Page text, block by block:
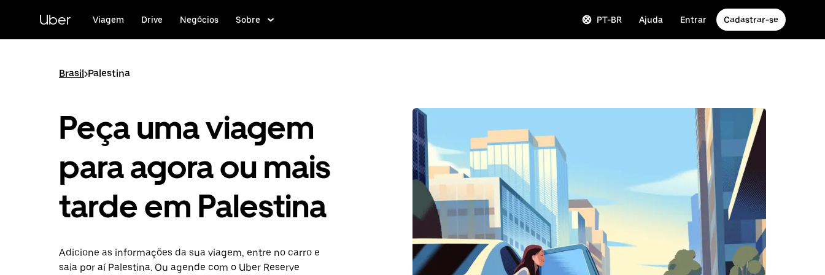
conteúdo
Uber Viagem Drive Negócios Sobre PT-BR Ajuda Entrar Cadastrar-se
Brasil>Palestina
Peça uma viagem
para agora ou mais
tarde em Palestina
Adicione as informações da sua viagem, entre no carro e
saia por aí Palestina. Ou agende com o Uber Reserve